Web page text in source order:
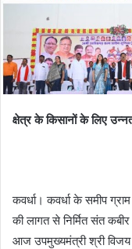
क्षेत्र के किसानों के लिए
कवर्धा। कवर्धा के समीप
की लागत से निर्मित संत
आज उपमुख्यमंत्री श्री विजय